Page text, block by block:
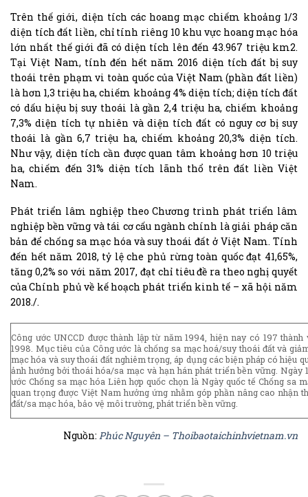
Trên thế giới, diện tích các hoang mạc chiếm khoảng 1/3
diện tích đất liền, chỉ tính riêng 10 khu vực hoang mạc hóa
lớn nhất thế giới đã có diện tích lên đến 43.967 triệu km2.
Tại Việt Nam, tính đến hết năm 2016 diện tích đất bị suy
thoái trên phạm vi toàn quốc của Việt Nam (phần đất liền)
là hơn 1,3 triệu ha, chiếm khoảng 4% diện tích; diện tích đất
có dấu hiệu bị suy thoái là gần 2,4 triệu ha, chiếm khoảng
7,3% diện tích tự nhiên và diện tích đất có nguy cơ bị suy
thoái là gần 6,7 triệu ha, chiếm khoảng 20,3% diện tích.
Như vậy, diện tích cần được quan tâm khoảng hơn 10 triệu
ha, chiếm đến 31% diện tích lãnh thổ trên đất liền Việt
Nam.
Phát triển lâm nghiệp theo Chương trình phát triển lâm
nghiệp bền vững và tái cơ cấu ngành chính là giải pháp căn
bản để chống sa mạc hóa và suy thoái đất ở Việt Nam. Tính
đến hết năm 2018, tỷ lệ che phủ rừng toàn quốc đạt 41,65%,
tăng 0,2% so với năm 2017, đạt chỉ tiêu đề ra theo nghị quyết
của Chính phủ về kế hoạch phát triển kinh tế – xã hội năm
2018./.
Công ước UNCCD được thành lập từ năm 1994, hiện nay có 197
1998. Mục tiêu của Công ước là chống sa mạc hoá/suy thoái đất và
mạc hóa và suy thoái đất nghiêm trọng, áp dụng các biện pháp có hiệu
ảnh hưởng bởi thoái hóa/sa mạc và hạn hán phát triển bền vững. Ngày
ước Chống sa mạc hóa Liên hợp quốc chọn là Ngày quốc tế Chống sa
quan trọng được Việt Nam hưởng ứng nhằm góp phần nâng cao nhận
đất/sa mạc hóa, bảo vệ môi trường, phát triển bền vững.
Nguồn: Phúc Nguyên – Thoibaotaichinhvietnam.vn